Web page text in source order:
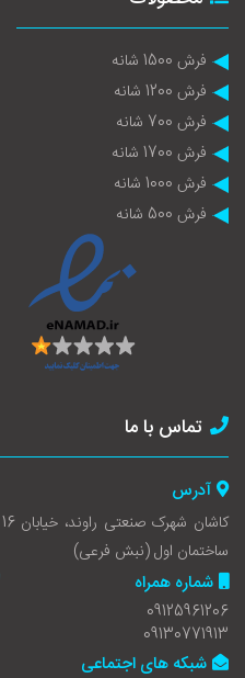
فرش 1500 شانه
فرش 1200 شانه
فرش 700 شانه
فرش 1700 شانه
فرش 1000 شانه
فرش 500 شانه
تماس با ما
آدرس
ساختمان اول (نبش فرعی)
شماره همراه
09125961206
09130771913
شبکه های اجتماعی